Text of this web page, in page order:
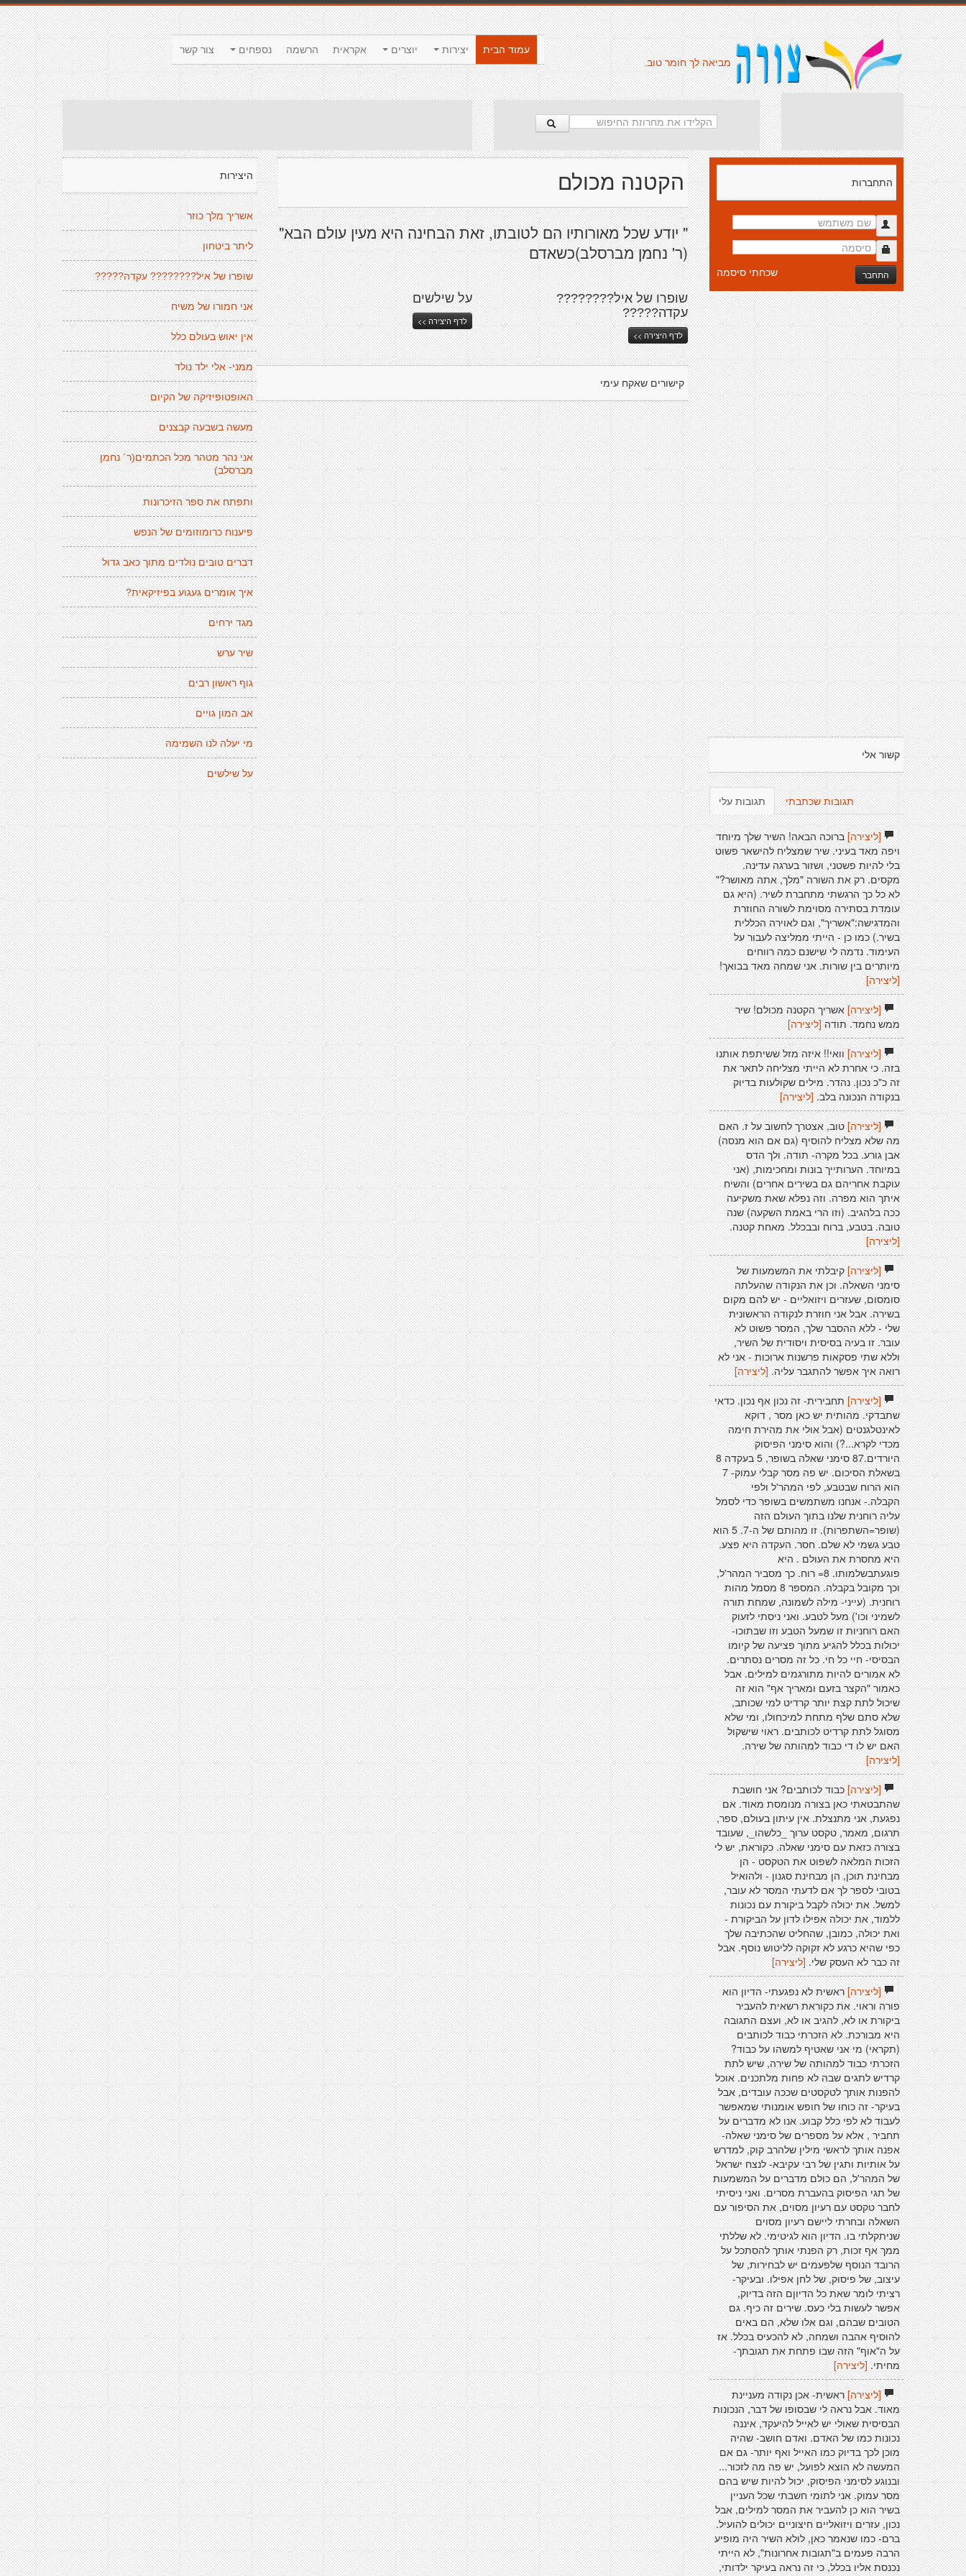
צור קשר נספחים הרשמה אקראית יוצרים יצירות
עמוד הבית
מביאה לך חומר טוב.
היצירות
אשריך מלך כוזר
ליתר ביטחון
שופרו של איל???????? עקדה?????
אני חמורו של משיח
אין יאוש בעולם כלל
ממני- אלי ילד נולד
האופטופיזיקה של הקיום
מעשה בשבעה קבצנים
אני נהר מטהר מכל הכתמים(ר´ נחמן
מברסלב)
ותפתח את ספר הזיכרונות
פיענוח כרומוזומים של הנפש
דברים טובים נולדים מתוך כאב גדול
איך אומרים געגוע בפיזיקאית?
מגד ירחים
שיר ערש
גוף ראשון רבים
אב המון גויים
מי יעלה לנו השמימה
על שילשים
הקטנה מכולם
" יודע שכל מאורותיו הם לטובתו, זאת הבחינה היא מעין עולם הבא"
(ר' נחמן מברסלב)כשאדם
על שילשים
לדף היצירה >>
שופרו של איל????????
עקדה?????
לדף היצירה >>
קישורים שאקח עימי
התחברות
התחבר שכחתי סיסמה
קשור אלי
תגובות עלי תגובות שכתבתי
[ליצירה]ברוכה הבאה! השיר שלך מיוחד
ויפה מאד בעיני. שיר שמצליח להישאר פשוט
בלי להיות פשטני, ושזור בערגה עדינה.
מקסים. רק את השורה "מלך, אתה מאושר?"
לא כל כך הרגשתי מתחברת לשיר. (היא גם
עומדת בסתירה מסוימת לשורה החוזרת
והמדגישה:"אשריך", וגם לאוירה הכללית
בשיר.) כמו כן - הייתי ממליצה לעבור על
העימוד. נדמה לי שישנם כמה רווחים
מיותרים בין שורות. אני שמחה מאד בבואך!
[ליצירה]
[ליצירה]אשריך הקטנה מכולם! שיר
ממש נחמד. תודה [ליצירה]
[ליצירה]וואי!! איזה מזל ששיתפת אותנו
בזה. כי אחרת לא הייתי מצליחה לתאר את
זה כ"כ נכון. נהדר. מילים שקולעות בדיוק
בנקודה הנכונה בלב. [ליצירה]
[ליצירה]טוב, אצטרך לחשוב על ז. האם
מה שלא מצליח להוסיף (גם אם הוא מנסה)
אבן גורע. בכל מקרה- תודה. ולך הדס
במיוחד. הערותייך בונות ומחכימות, (אני
עוקבת אחריהם גם בשירים אחרים) והשיח
איתך הוא מפרה. וזה נפלא שאת משקיעה
ככה בלהגיב. (וזו הרי באמת השקעה) שנה
טובה. בטבע, ברוח ובבכלל. מאחת קטנה.
[ליצירה]
[ליצירה]קיבלתי את המשמעות של
סימני השאלה. וכן את הנקודה שהעלתה
סומסום, שעזרים ויזואליים - יש להם מקום
בשירה. אבל אני חוזרת לנקודה הראשונית
שלי - ללא ההסבר שלך, המסר פשוט לא
עובר. זו בעיה בסיסית ויסודית של השיר,
וללא שתי פסקאות פרשנות ארוכות - אני לא
רואה איך אפשר להתגבר עליה. [ליצירה]
[ליצירה]תחבירית- זה נכון אף נכון. כדאי
שתבדקי. מהותית יש כאן מסר , דוקא
לאינטלגנטים (אבל אולי את מהירת חימה
מכדי לקרא...?) והוא סימני הפיסוק
היורדים.87 סימני שאלה בשופר, 5 בעקדה 8
בשאלת הסיכום. יש פה מסר קבלי עמוק- 7
הוא הרוח שבטבע, לפי המהר'ל ולפי
הקבלה.- אנחנו משתמשים בשופר כדי לסמל
עליה רוחנית שלנו בתוך העולם הזה
(שופר=השתפרות). זו מהותם של ה-7. 5 הוא
טבע גשמי לא שלם. חסר. העקדה היא פצע.
היא מחסרת את העולם . היא
פוגעתבשלמותו. 8= רוח. כך מסביר המהר'ל,
וכך מקובל בקבלה. המספר 8 מסמל מהות
רוחנית. (עייני- מילה לשמונה, שמחת תורה
לשמיני וכו') מעל לטבע. ואני ניסתי לזעוק
האם רוחניות זו שמעל הטבע וזו שבתוכו-
יכולות בכלל להגיע מתוך פציעה של קיומו
הבסיסי- חיי כל חי. כל זה מסרים נסתרים.
לא אמורים להיות מתורגמים למילים. אבל
כאמור "הקצר בזעם ומאריך אף" הוא זה
שיכול לתת קצת יותר קרדיט למי שכותב,
שלא סתם שלף מתחת למיכחולו, ומי שלא
מסוגל לתת קרדיט לכותבים. ראוי שישקול
האם יש לו די כבוד למהותה של שירה.
[ליצירה]
[ליצירה]כבוד לכותבים? אני חושבת
שהתבטאתי כאן בצורה מנומסת מאוד. אם
נפגעת, אני מתנצלת. אין עיתון בעולם, ספר,
תרגום, מאמר, טקסט ערוך _כלשהו_, שעובד
בצורה כזאת עם סימני שאלה. כקוראת, יש לי
הזכות המלאה לשפוט את הטקסט - הן
מבחינת תוכן, הן מבחינת סגנון - ולהואיל
בטובי לספר לך אם לדעתי המסר לא עובר,
למשל. את יכולה לקבל ביקורת עם נכונות
ללמוד, את יכולה אפילו לדון על הביקורת -
ואת יכולה, כמובן, שהחליט שהכתיבה שלך
כפי שהיא כרגע לא זקוקה לליטוש נוסף. אבל
זה כבר לא העסק שלי. [ליצירה]
[ליצירה]ראשית לא נפגעתי- הדיון הוא
פורה וראוי. את כקוראת רשאית להעביר
ביקורת או לא, להגיב או לא, ועצם התגובה
היא מבורכת. לא הזכרתי כבוד לכותבים
(תקראי) מי אני שאטיף למשהו על כבוד?
הזכרתי כבוד למהותה של שירה, שיש לתת
קרדיש לתגים שבה לא פחות מלתכנים. אוכל
להפנות אותך לטקסטים שככה עובדים, אבל
בעיקר- זה כוחו של חופש אומנותי שמאפשר
לעבוד לא לפי כלל קבוע. אנו לא מדברים על
תחביר , אלא על מספרים של סימני שאלה-
אפנה אותך לראשי מילין שלהרב קוק, למדרש
על אותיות ותגין של רבי עקיבא- לנצח ישראל
של המהר'ל, הם כולם מדברים על המשמעות
של תגי הפיסוק בהעברת מסרים. ואני ניסיתי
לחבר טקסט עם רעיון מסוים, את הסיפור עם
השאלה ובחרתי ליישם רעיון מסוים
שניתקלתי בו. הדיון הוא לגיטימי. לא שללתי
ממך אף זכות, רק הפנתי אותך להסתכל על
הרובד הנוסף שלפעמים יש לבחירות, של
עיצוב, של פיסוק, של לחן אפילו. ובעיקר-
רציתי לומר שאת כל הדיוןם הזה בדיוק,
אפשר לעשות בלי כעס. שירים זה כיף. גם
הטובים שבהם, וגם אלו שלא, הם באים
להוסיף אהבה ושמחה, לא להכעיס בכלל. אז
על ה"אוף" הזה שבו פתחת את תגובתך-
מחיתי.[ליצירה]
[ליצירה]ראשית- אכן נקודה מעניינת
מאוד. אבל נראה לי שבסופו של דבר, הנכונות
הבסיסית שאולי יש לאייל להיעקד, איננה
נכונות כמו של האדם. ואדם חושב- שהיה
מוכן לכך בדיוק כמו האייל ואף יותר- גם אם
המעשה לא הוצא לפועל, יש פה מה לזכור...
ובנוגע לסימני הפיסוק, יכול להיות שיש בהם
מסר עמוק. אני לתומי חשבתי שכל העניין
בשיר הוא כן להעביר את המסר למילים, אבל
נכון, עזרים ויזואליים חיצוניים יכולים להועיל.
ברם- כמו שנאמר כאן, לולא השיר היה מופיע
הרבה פעמים ב"תגובות אחרונות", לא הייתי
נכנסת אליו בכלל, כי זה נראה בעיקר ילדותי,